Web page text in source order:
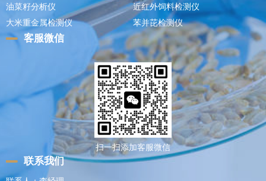
油菜籽分析仪
近红外饲料检测仪
大米重金属检测仪
苯并芘检测仪
客服微信
扫一扫添加客服微信
联系我们